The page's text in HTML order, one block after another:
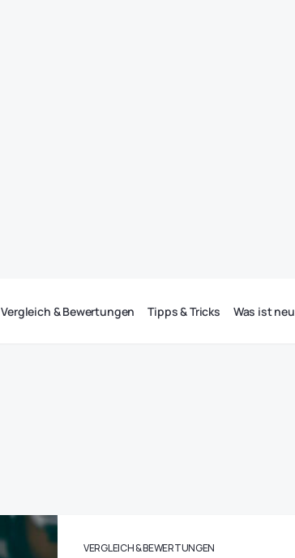
Vergleich & Bewertungen Tipps & Tricks Was ist neu
VERGLEICH & BEWERTUNGEN